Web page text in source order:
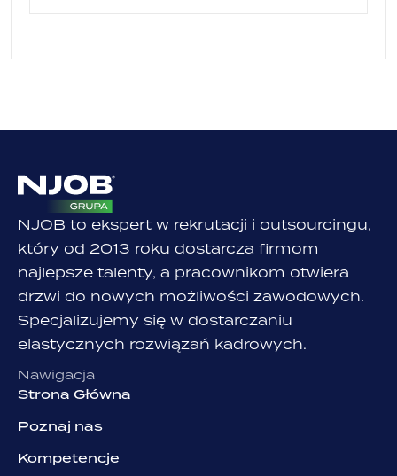
NJOB to ekspert w rekrutacji i outsourcingu,
który od 2013 roku dostarcza firmom
najlepsze talenty, a pracownikom otwiera
drzwi do nowych możliwości zawodowych.
Specjalizujemy się w dostarczaniu
elastycznych rozwiązań kadrowych.
Nawigacja
Strona Główna
Poznaj nas
Kompetencje